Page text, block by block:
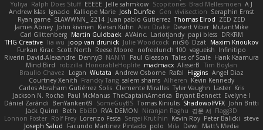
Yuliya Ralph Does Stuff EEEEE Jelle sahmkow Scopitones Brad Mellesmoen A J
Andrew Islas Ignacio Kalliope Marie Josh Dunfee Gen viviisection Seraphin Ernst
Ryan game SLAWWNN_ 2214 Juan pablo Gutierrez Thomas Elrod ZED ZED
James Abney John kivinen Kieran Kuhn Alec Drake Desert Viber MutantMike
Carl Glittenberg Martin Guldbaek AVAinc. Lariotjandy papi bless DRKRM
THG Creative lia wu joop van drunick Julie Woodcock nic96 Dzät Maxim Krioukov
Furkan Kirac Scott North Reese Moore nofreelunch 100 vagueish Infinitipo
Riverin David-Alexandre DennyB NAN YI Paul Gleason Tales of Scale Hank Kaamura
Mind Bird
robzilla HonorableHoplite madmacx AlisserB Tim Boylan
Braulio Chavez
Logan Wutata Andrew Osborne Rafal Higgins Angel Diaz
Courtney Xenith Francky Tang salem shams Alheren Kevin Kennedy
Carlos Abraham Gutiérrez Solis Clemente Miralles Tyler Vaughn Laster Kris
Jackson N. Rocha Paul McManus TheCaptainAmerica Bryant Bennett Evelyne I
Dániel Zarándi BenYanken69 SomeGuyBS Tomas Kiniulis ShadowolfVFX John Britti
Jack Quinn Beth Ebi3D RVA DEMON Niranjan Raghu 경문 서 Flagg3D
Lonnon Foster Rolf Frey Lorenzo Festa Sergei Krutihin Kevin Roy Peter Balicki steve
Joseph Salud
Facundo Martinez Pintado polo Mila Dewi
Matt's Media